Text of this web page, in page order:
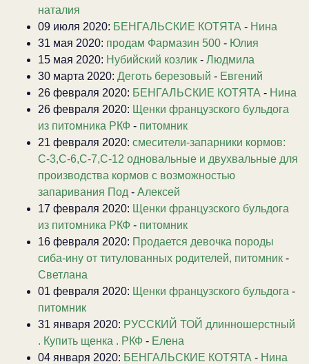
наталия
09 июля 2020: БЕНГАЛЬСКИЕ КОТЯТА - Нина
31 мая 2020: продам Фармазин 500 - Юлия
15 мая 2020: Нубийский козлик - Людмила
30 марта 2020: Деготь березовый - Евгений
26 февраля 2020: БЕНГАЛЬСКИЕ КОТЯТА - Нина
26 февраля 2020: Щенки французского бульдога
из питомника РКФ - питомник
21 февраля 2020: смесители-запарники кормов:
С-3,С-6,С-7,С-12 одновальные и двухвальные для
производства кормов с возможностью
запаривания Под - Алексей
17 февраля 2020: Щенки французского бульдога
из питомника РКФ - питомник
16 февраля 2020: Продается девочка породы
сиба-ину от титулованных родителей, питомник -
Светлана
01 февраля 2020: Щенки французского бульдога -
питомник
31 января 2020: РУССКИЙ ТОЙ длинношерстный
. Купить щенка . РКФ - Елена
04 января 2020: БЕНГАЛЬСКИЕ КОТЯТА - Нина